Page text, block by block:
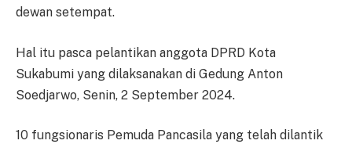
dewan setempat.
Hal itu pasca pelantikan anggota DPRD Kota
Sukabumi yang dilaksanakan di Gedung Anton
Soedjarwo, Senin, 2 September 2024.
10 fungsionaris Pemuda Pancasila yang telah dilantik